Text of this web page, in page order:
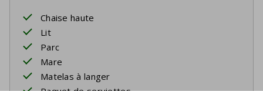
Chaise haute
Lit
Parc
Mare
Matelas à langer